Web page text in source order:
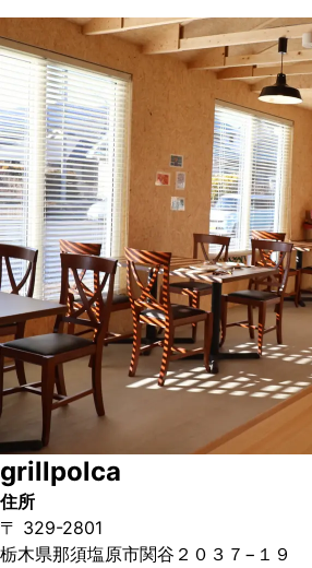
grillpolca
住所
〒 329-2801
栃木県那須塩原市関谷２０３７−１９